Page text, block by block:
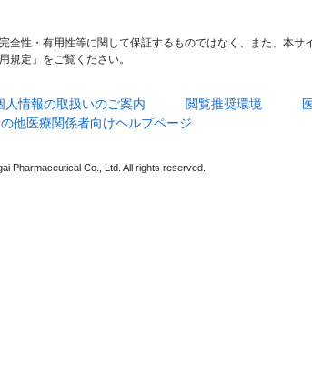
性・有用性等に関して保証するものではなく、また、本
規定」をご覧ください。
人情報の取扱いのご案内 閲覧推奨環境
他医療関係者向けヘルプページ
Pharmaceutical Co., Ltd. All rights reserved.